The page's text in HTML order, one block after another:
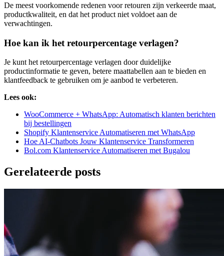
De meest voorkomende redenen voor retouren zijn verkeerde maat,
productkwaliteit, en dat het product niet voldoet aan de
verwachtingen.
Hoe kan ik het retourpercentage verlagen?
Je kunt het retourpercentage verlagen door duidelijke
productinformatie te geven, betere maattabellen aan te bieden en
klantfeedback te gebruiken om je aanbod te verbeteren.
Lees ook:
WooCommerce + WhatsApp: Automatisch klanten berichten
bij bestellingen
Shopify Klantenservice Automatiseren met WhatsApp
Hoe AI-Chatbots Jouw Klantenservice Transformeren
Bol.com Klantenservice Automatiseren met Bugalou
Gerelateerde posts